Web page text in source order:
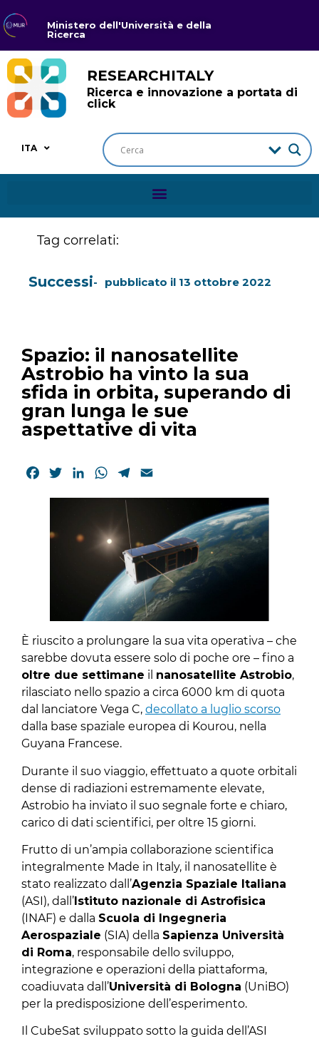
Ministero dell'Università e della
Ricerca
RESEARCHITALY
Ricerca e innovazione a portata di
click
ITA
Tag correlati:
Successi pubblicato il 13 ottobre 2022
Spazio: il nanosatellite
Astrobio ha vinto la sua
sfida in orbita, superando di
gran lunga le sue
aspettative di vita
Facebook
TwitterLinkedInWhatsApp
Telegram
È riuscito a prolungare la sua vita operativa – che
sarebbe dovuta essere solo di poche ore – fino a
oltre due settimane il nanosatellite Astrobio,
rilasciato nello spazio a circa 6000 km di quota
dal lanciatore Vega C, decollato a luglio scorso
dalla base spaziale europea di Kourou, nella
Guyana Francese.
Durante il suo viaggio, effettuato a quote orbitali
dense di radiazioni estremamente elevate,
Astrobio ha inviato il suo segnale forte e chiaro,
carico di dati scientifici, per oltre 15 giorni.
Frutto di un’ampia collaborazione scientifica
integralmente Made in Italy, il nanosatellite è
stato realizzato dall’Agenzia Spaziale Italiana
(ASI), dall’Istituto nazionale di Astrofisica
(INAF) e dalla Scuola di Ingegneria
Aerospaziale (SIA) della Sapienza Università
di Roma, responsabile dello sviluppo,
integrazione e operazioni della piattaforma,
coadiuvata dall’Università di Bologna (UniBO)
per la predisposizione dell’esperimento.
Il CubeSat sviluppato sotto la guida dell’ASI